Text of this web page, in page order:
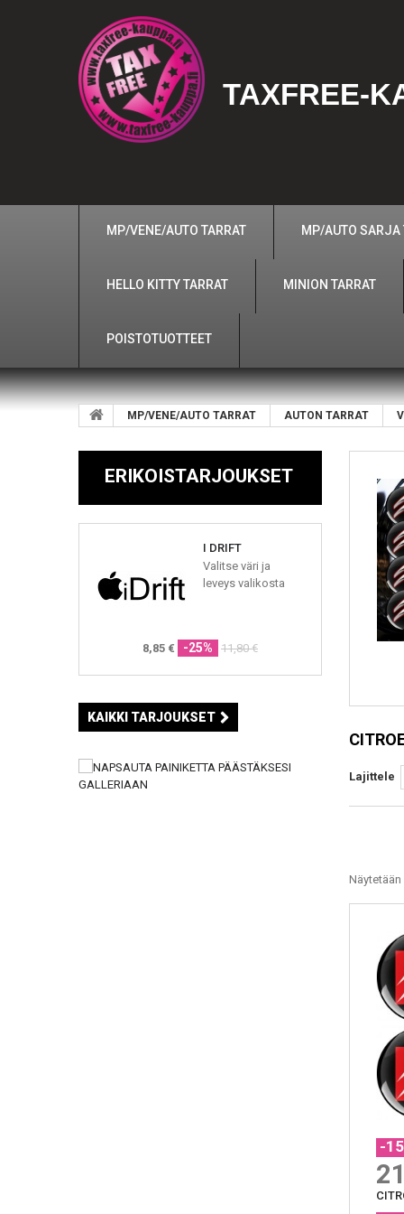
TAXFREE-
MP/VENE/AUTO TARRAT MP/AUTO SARJA
HELLO KITTY TARRAT MINION TARRAT
POISTOTUOTTEET
MP/VENE/AUTO TARRAT AUTON TARRAT
ERIKOISTARJOUKSET
I DRIFT
Valitse väri ja
leveys valikosta
8,85 € -25% 11,80 €
KAIKKI TARJOUKSET
Lajittele
-